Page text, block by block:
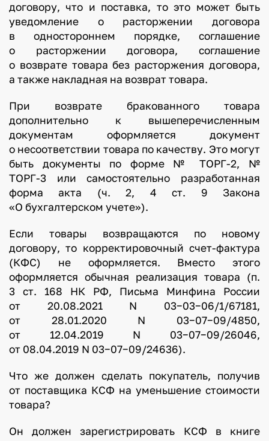
договору, что и поставка, то это может быть
уведомление о расторжении договора
в одностороннем порядке, соглашение
о расторжении договора, соглашение
о возврате товара без расторжения договора,
а также накладная на возврат товара.
При возврате бракованного товара
дополнительно к вышеперечисленным
документам оформляется документ
о несоответствии товара по качеству. Это могут
быть документы по форме № ТОРГ-2, №
ТОРГ-3 или самостоятельно разработанная
форма акта (ч. 2, 4 ст. 9 Закона
«О бухгалтерском учете»).
Если товары возвращаются по новому
договору, то корректировочный счет-фактура
(КФС) не оформляется. Вместо этого
оформляется обычная реализация товара (п.
3 ст. 168 НК РФ, Письма Минфина России
от 20.08.2021 N 03−03−06/1/67181,
от 28.01.2020 N 03−07−09/4850,
от 12.04.2019 N 03−07−09/26046,
от 08.04.2019 N 03−07−09/24636).
Что же должен сделать покупатель, получив
от поставщика КСФ на уменьшение стоимости
товара?
Он должен зарегистрировать КСФ в книге